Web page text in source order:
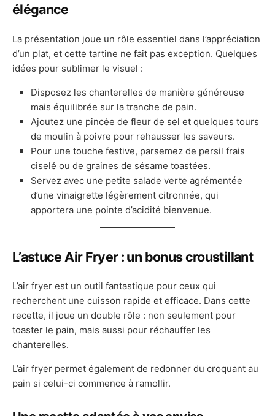
élégance
La présentation joue un rôle essentiel dans l’appréciation
d’un plat, et cette tartine ne fait pas exception. Quelques
idées pour sublimer le visuel :
Disposez les chanterelles de manière généreuse
mais équilibrée sur la tranche de pain.
Ajoutez une pincée de fleur de sel et quelques tours
de moulin à poivre pour rehausser les saveurs.
Pour une touche festive, parsemez de persil frais
ciselé ou de graines de sésame toastées.
Servez avec une petite salade verte agrémentée
d’une vinaigrette légèrement citronnée, qui
apportera une pointe d’acidité bienvenue.
L’astuce Air Fryer : un bonus croustillant
L’air fryer est un outil fantastique pour ceux qui
recherchent une cuisson rapide et efficace. Dans cette
recette, il joue un double rôle : non seulement pour
toaster le pain, mais aussi pour réchauffer les
chanterelles.
L’air fryer permet également de redonner du croquant au
pain si celui-ci commence à ramollir.